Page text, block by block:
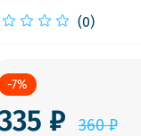
(0)
-7%
₽ 360 ₽